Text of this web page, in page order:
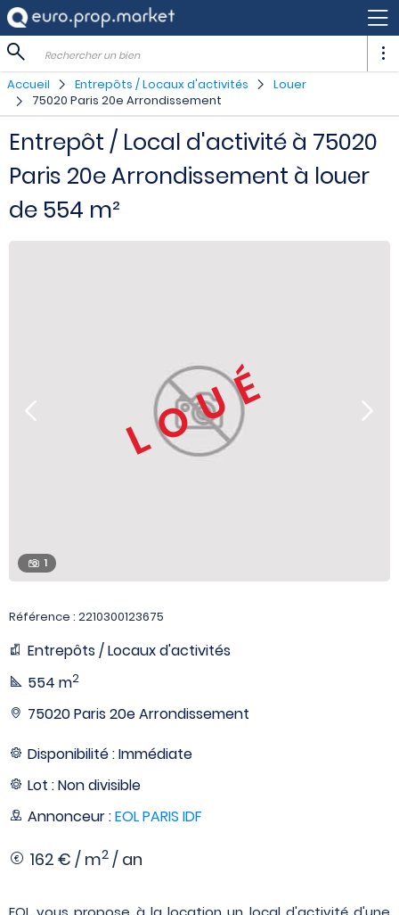
Rechercher un bien
Accueil Entrepôts / Locaux d'activités
Louer
75020 Paris 20e Arrondissement
Entrepôt / Local d'activité à 75020
Paris 20e Arrondissement à louer
de 554 m²
LOUÉ
1
Référence : 2210300123675
Entrepôts / Locaux d'activités
554 m2
75020 Paris 20e Arrondissement
Disponibilité : Immédiate
Lot : Non divisible
Annonceur :EOL PARIS IDF
162 € / m2 / an